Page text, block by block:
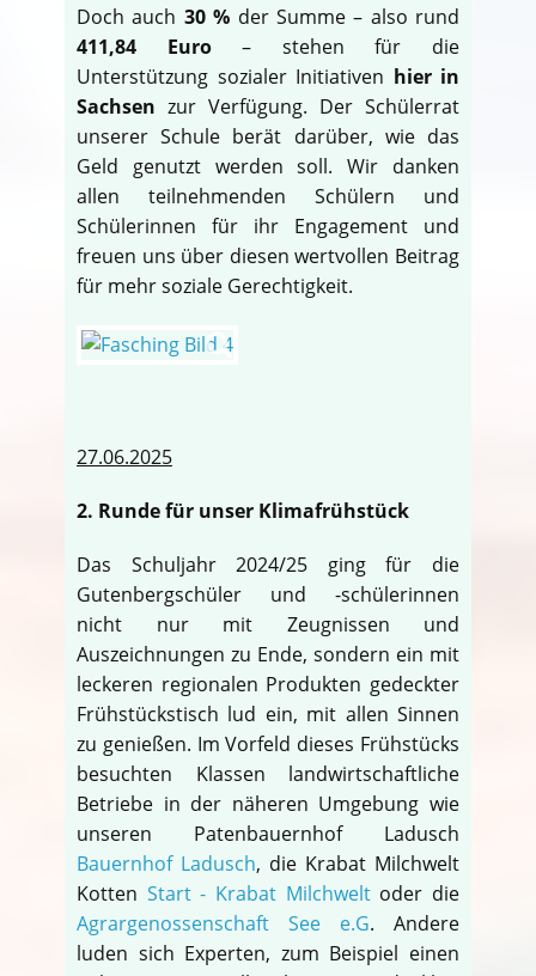
Doch auch 30 % der Summe – also rund
411,84 Euro– stehen für die
Unterstützung sozialer Initiativen hier in
Sachsen zur Verfügung. Der Schülerrat
unserer Schule berät darüber, wie das
Geld genutzt werden soll. Wir danken
allen teilnehmenden Schülern und
Schülerinnen für ihr Engagement und
freuen uns über diesen wertvollen Beitrag
für mehr soziale Gerechtigkeit.
27.06.2025
2. Runde für unser Klimafrühstück
Das Schuljahr 2024/25 ging für die
Gutenbergschüler und -schülerinnen
nicht nur mit Zeugnissen und
Auszeichnungen zu Ende, sondern ein mit
leckeren regionalen Produkten gedeckter
Frühstückstisch lud ein, mit allen Sinnen
zu genießen. Im Vorfeld dieses Frühstücks
besuchten Klassen landwirtschaftliche
Betriebe in der näheren Umgebung wie
unseren Patenbauernhof Ladusch
Bauernhof Ladusch, die Krabat Milchwelt
Kotten Start - Krabat Milchweltoder die
Agrargenossenschaft See e.G. Andere
luden sich Experten, zum Beispiel einen